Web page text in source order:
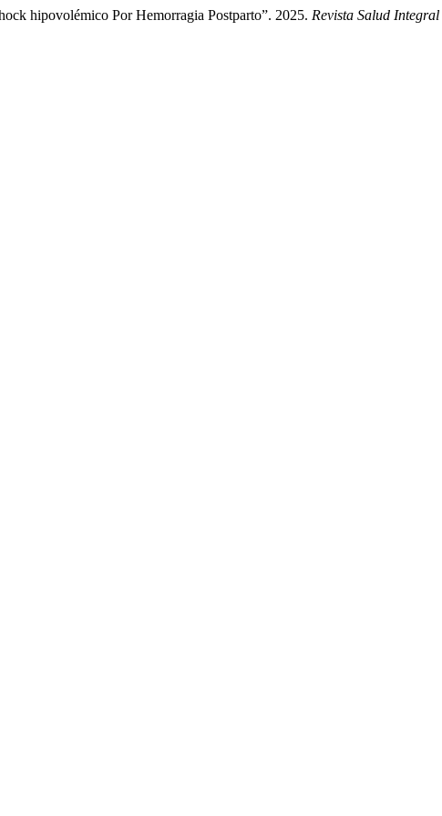
hipovolémico Por Hemorragia Postparto”. 2025. Revista Salud Integral